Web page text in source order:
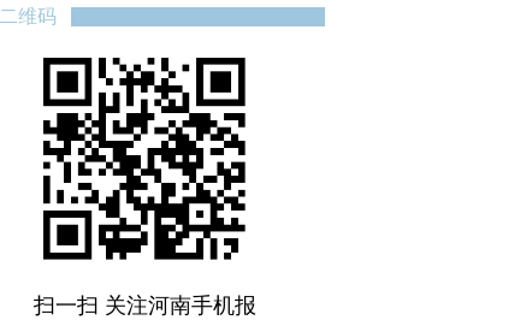
二维码
扫一扫 关注河南手机报